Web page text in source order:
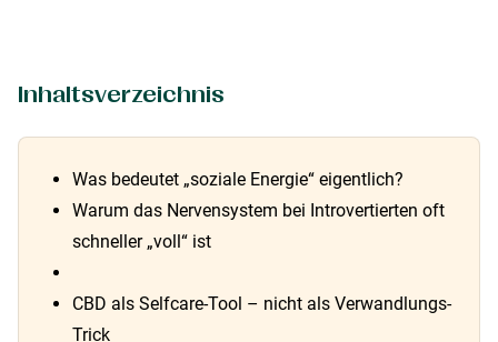
Inhaltsverzeichnis
Was bedeutet „soziale Energie“ eigentlich?
Warum das Nervensystem bei Introvertierten oft
schneller „voll“ ist
CBD als Selfcare-Tool – nicht als Verwandlungs-
Trick